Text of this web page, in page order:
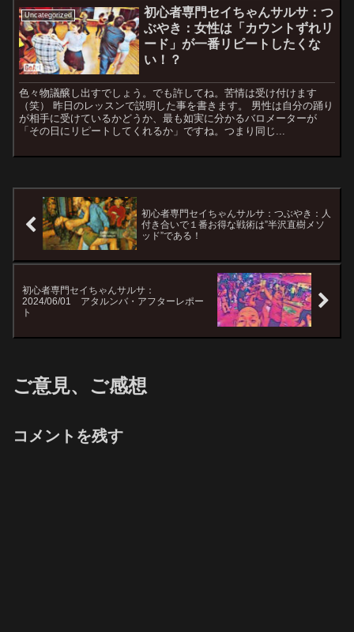
Uncategorized
初心者専門セイちゃんサルサ：つ
ぶやき：女性は「カウントずれリ
ード」が一番リピートしたくな
い！？
色々物議醸し出すでしょう。でも許してね。苦情は受け付けます
（笑） 昨日のレッスンで説明した事を書きます。 男性は自分の踊り
が相手に受けているかどうか、最も如実に分かるバロメーターが
「その日にリピートしてくれるか」ですね。つまり同じ...
初心者専門セイちゃんサルサ：つぶやき：人
付き合いで１番お得な戦術は”半沢直樹メソ
ッド”である！
初心者専門セイちゃんサルサ：
2024/06/01 アタルンバ・アフターレポー
ト
ご意見、ご感想
コメントを残す